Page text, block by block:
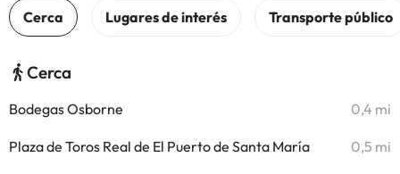
Cerca
Bodegas Osborne 0,4 mi
Plaza de Toros Real de El Puerto de Santa María 0,5 mi